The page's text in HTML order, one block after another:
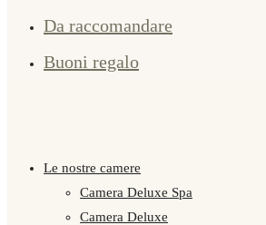
Da raccomandare
Buoni regalo
Le nostre camere
Camera Deluxe Spa
Camera Deluxe